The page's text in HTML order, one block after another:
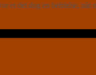
er det dog en befrielse,